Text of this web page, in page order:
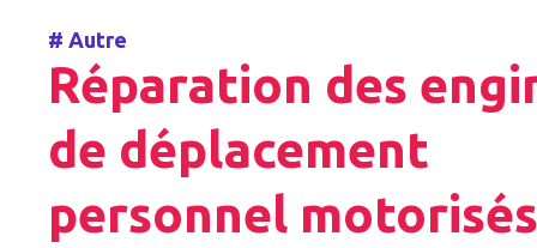
# Autre
Réparation des
de déplacement
personnel motorisés